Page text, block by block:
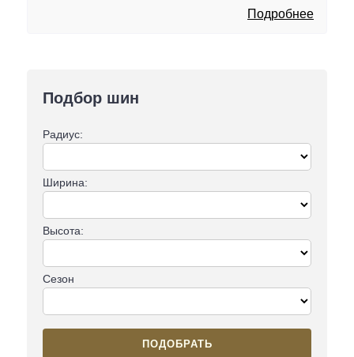
Подбор шин
Радиус:
Ширина:
Высота:
Сезон
ПОДОБРАТЬ
Подробнее